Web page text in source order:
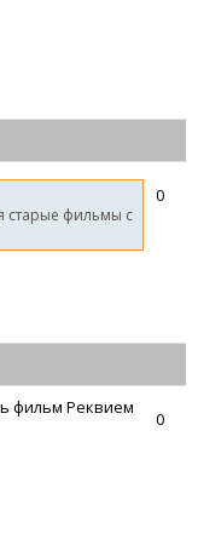
0
старые фильмы с
0
фильм Реквием